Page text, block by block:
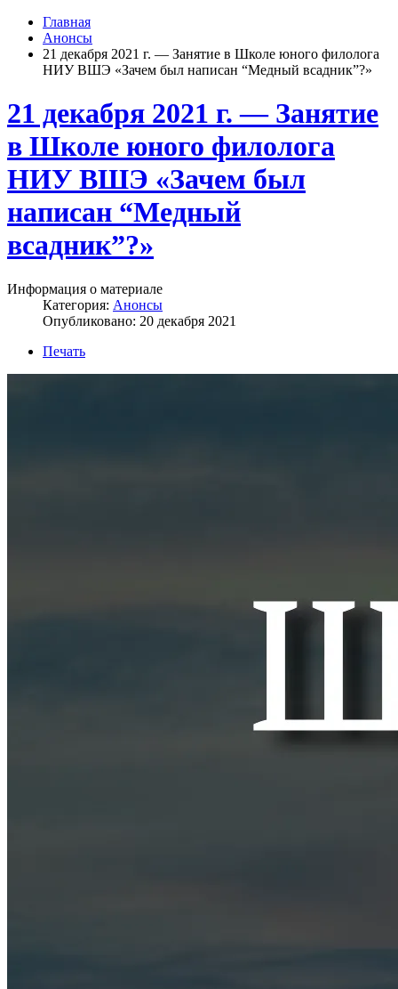
Главная
Анонсы
21 декабря 2021 г. — Занятие в Школе юного филолога
НИУ ВШЭ «Зачем был написан “Медный всадник”?»
21 декабря 2021 г. — Занятие
в Школе юного филолога
НИУ ВШЭ «Зачем был
написан “Медный
всадник”?»
Информация о материале
Категория: Анонсы
Опубликовано: 20 декабря 2021
Печать